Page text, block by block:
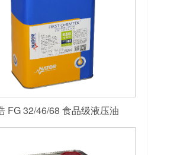
FG 32/46/68 食品级液压油